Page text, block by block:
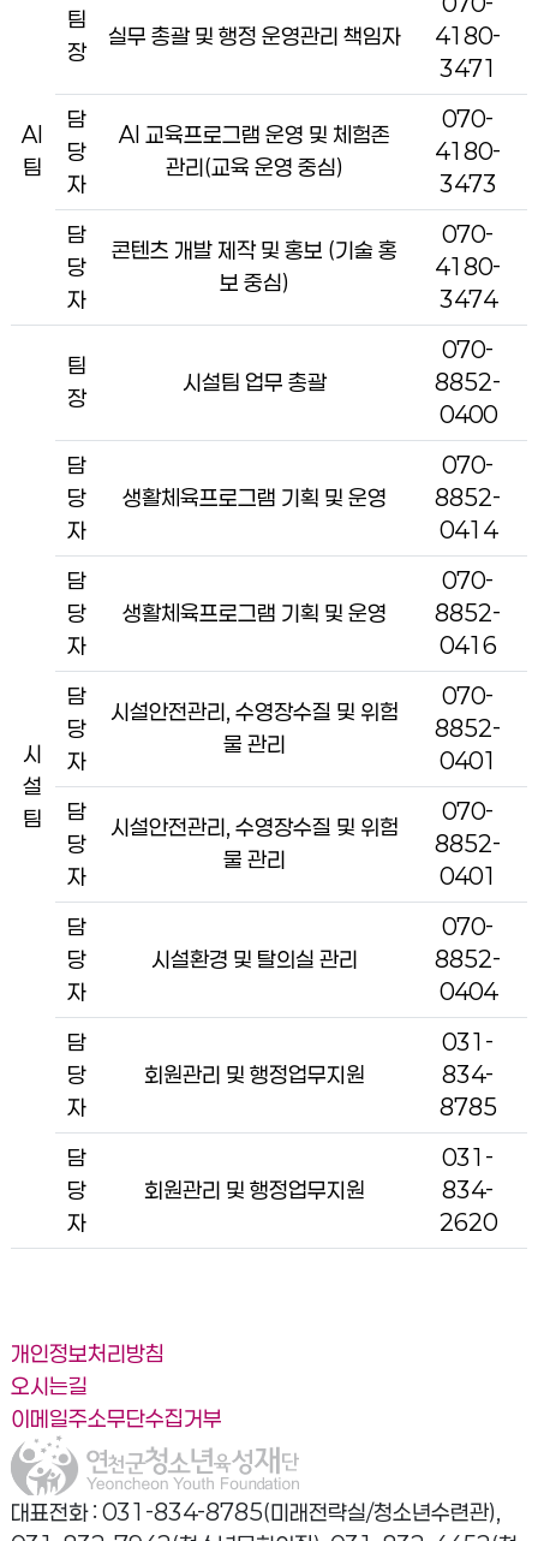
AI
팀
팀
장
실무 총괄 및 행정 운영관리 책임자
4180-
3471
담
당
자
AI 교육프로그램 운영 및 체험존
관리(교육 운영 중심)
070-
4180-
3473
담
당
자
콘텐츠 개발 제작 및 홍보 (기술 홍
보 중심)
070-
4180-
3474
시
설
팀
팀
장
시설팀 업무 총괄
070-
8852-
0400
담
당
자
생활체육프로그램 기획 및 운영
070-
8852-
0414
담
당
자
생활체육프로그램 기획 및 운영
070-
8852-
0416
담
당
자
시설안전관리, 수영장수질 및 위험
물 관리
070-
8852-
0401
담
당
자
시설안전관리, 수영장수질 및 위험
물 관리
070-
8852-
0401
담
당
자
시설환경 및 탈의실 관리
070-
8852-
0404
담
당
자
회원관리 및 행정업무지원
031-
834-
8785
담
당
자
회원관리 및 행정업무지원
031-
834-
2620
개인정보처리방침
오시는길
이메일주소무단수집거부
대표전화 : 031-834-8785(미래전략실/청소년수련관),